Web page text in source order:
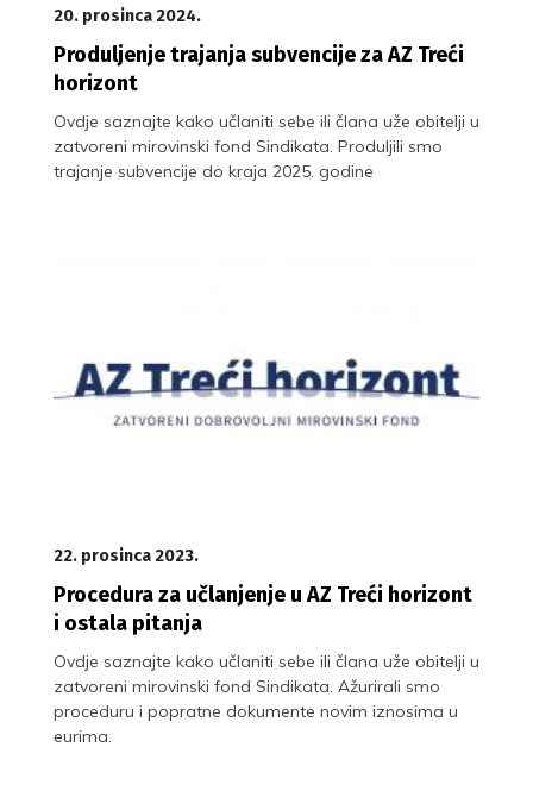
20. prosinca 2024.
Produljenje trajanja subvencije za AZ Treći
horizont
Ovdje saznajte kako učlaniti sebe ili člana uže obitelji u
zatvoreni mirovinski fond Sindikata. Produljili smo
trajanje subvencije do kraja 2025. godine
22. prosinca 2023.
Procedura za učlanjenje u AZ Treći horizont
i ostala pitanja
Ovdje saznajte kako učlaniti sebe ili člana uže obitelji u
zatvoreni mirovinski fond Sindikata. Ažurirali smo
proceduru i popratne dokumente novim iznosima u
eurima.